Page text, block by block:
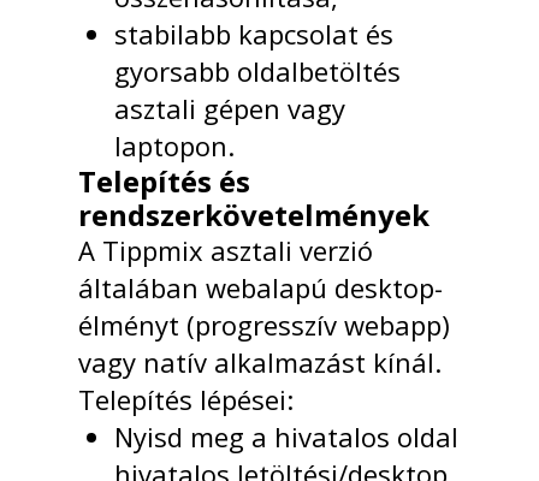
stabilabb kapcsolat és
gyorsabb oldalbetöltés
asztali gépen vagy
laptopon.
Telepítés és
rendszerkövetelmények
A Tippmix asztali verzió
általában webalapú desktop-
élményt (progresszív webapp)
vagy natív alkalmazást kínál.
Telepítés lépései:
Nyisd meg a hivatalos oldal
hivatalos letöltési/desktop